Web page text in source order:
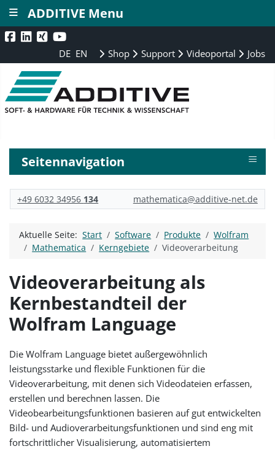
DE EN Shop Support Videoportal Jobs
Seitennavigation ≡
+49 6032 34956 134 mathematica@additive-net.de
Aktuelle Seite:Start Software Produkte
Wolfram
Mathematica
Kerngebiete Videoverarbeitung
Videoverarbeitung als
Kernbestandteil der
Wolfram Language
Die Wolfram Language bietet außergewöhnlich
leistungsstarke und flexible Funktionen für die
Videoverarbeitung, mit denen sich Videodateien erfassen,
erstellen und berechnen lassen. Die
Videobearbeitungsfunktionen basieren auf gut entwickelten
Bild- und Audioverarbeitungsfunktionen und sind eng mit
fortschrittlicher Visualisierung, automatisiertem
ADDITIVE Menu
≡